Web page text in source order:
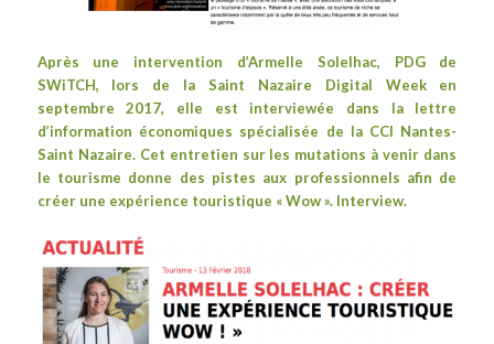
Après uneintervention d’Armelle Solelhac, PDG de
SWiTCH, lors de la Saint Nazaire Digital Weeken
septembre 2017, elle est interviewée dans la lettre
d’information économiques spécialisée de la CCI Nantes-
Saint Nazaire. Cet entretien sur les mutations à venir dans
le tourisme donne des pistes aux professionnels afin de
créer une expérience touristique « Wow ». Interview.